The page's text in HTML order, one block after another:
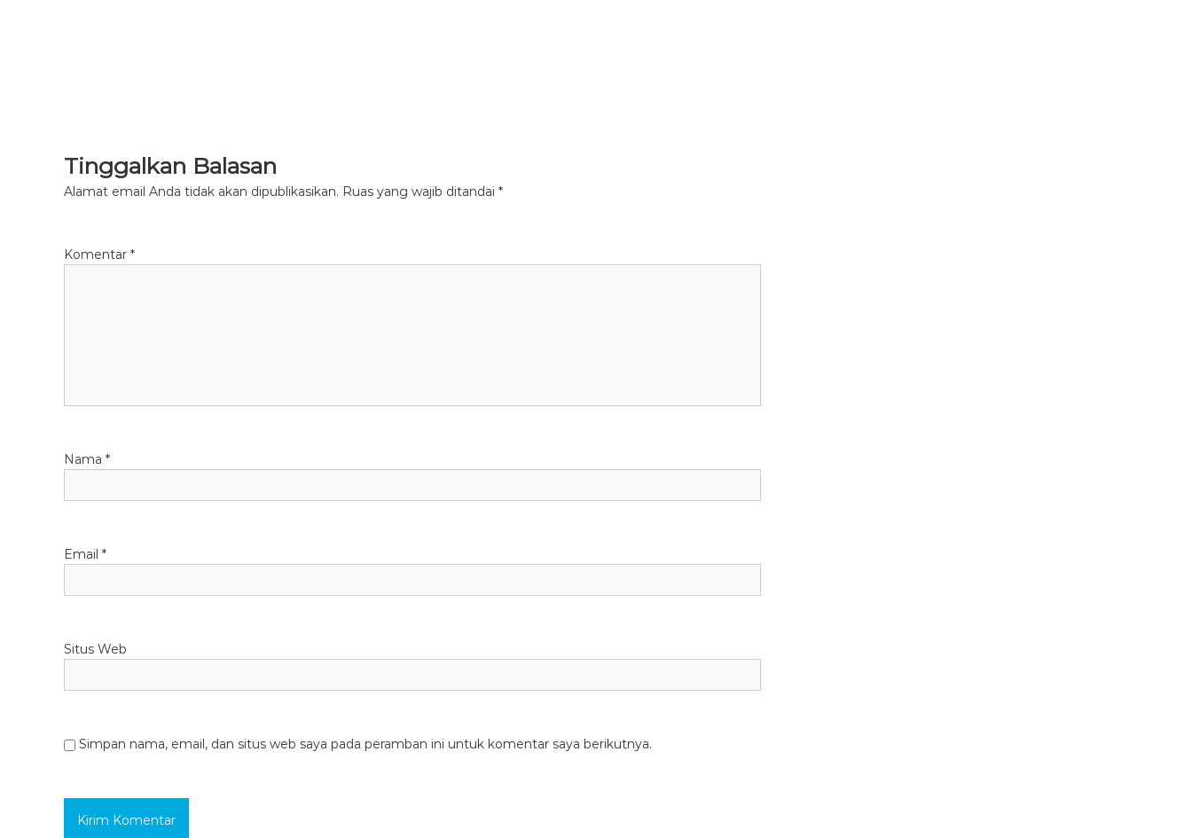
Tinggalkan Balasan
Alamat email Anda tidak akan dipublikasikan. Ruas yang wajib ditandai *
Komentar *
Nama *
Email *
Situs Web
Simpan nama, email, dan situs web saya pada peramban ini untuk komentar saya berikutnya.